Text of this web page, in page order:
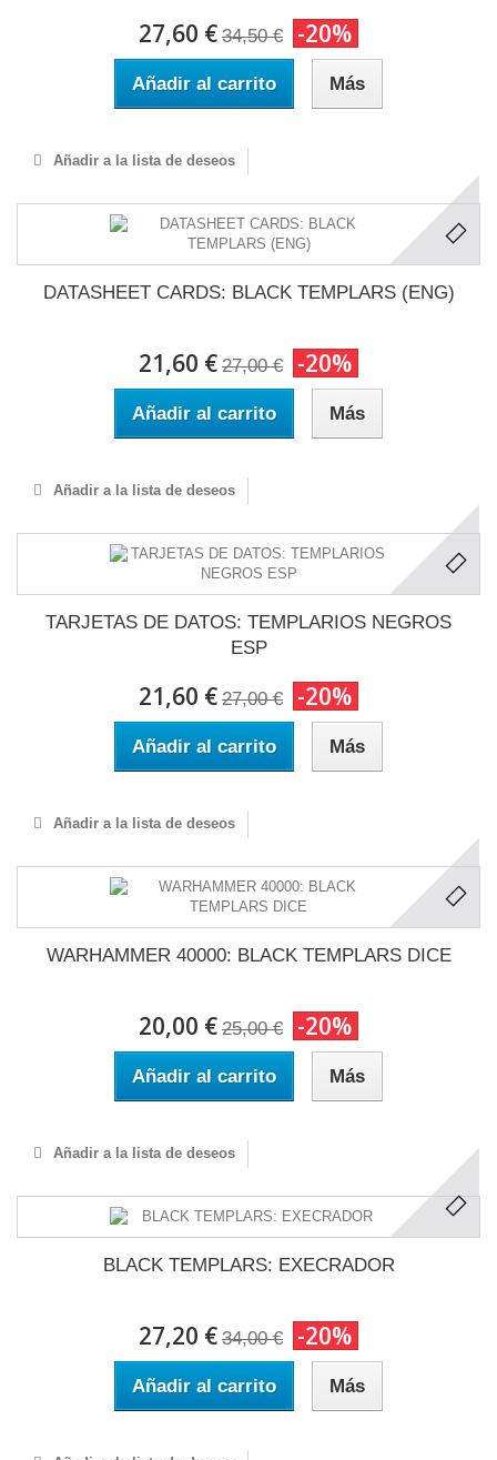
27,60 € 34,50 € -20%
Añadir al carrito Más
Añadir a la lista de deseos
DATASHEET CARDS: BLACK TEMPLARS (ENG)
21,60 € 27,00 € -20%
Añadir al carrito Más
Añadir a la lista de deseos
TARJETAS DE DATOS: TEMPLARIOS NEGROS
ESP
21,60 € 27,00 € -20%
Añadir al carrito Más
Añadir a la lista de deseos
WARHAMMER 40000: BLACK TEMPLARS DICE
20,00 € 25,00 € -20%
Añadir al carrito Más
Añadir a la lista de deseos
BLACK TEMPLARS: EXECRADOR
27,20 € 34,00 € -20%
Añadir al carrito Más